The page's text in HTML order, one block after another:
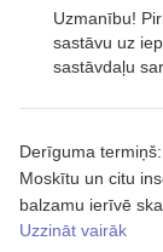
Derīguma
Moskītu un citu
balzamu ierīvē
Uzzināt vairāk
Uzmanību!
sastāvu uz
sastāvdaļu